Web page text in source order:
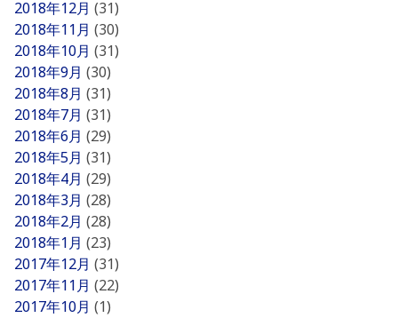
2018年12月 (31)
2018年11月 (30)
2018年10月 (31)
2018年9月 (30)
2018年8月 (31)
2018年7月 (31)
2018年6月 (29)
2018年5月 (31)
2018年4月 (29)
2018年3月 (28)
2018年2月 (28)
2018年1月 (23)
2017年12月 (31)
2017年11月 (22)
2017年10月 (1)